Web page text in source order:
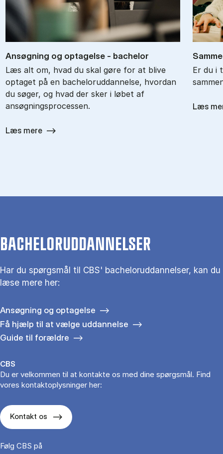
An­søg­ning og op­ta­gel­se - ba­chel­or
Læs alt om, hvad du skal gøre for at blive
optaget på en bacheloruddannelse, hvordan
du søger, og hvad der sker i løbet af
ansøgningsprocessen.
Læs mere
Er du i
Læs
BACHELORUDDANNELSER
Har du spørgsmål til CBS' bacheloruddannelser, kan du
læse mere her:
Ansøgning og optagelse
Få hjælp til at vælge uddannelse
Guide til forældre
CBS
Du er velkommen til at kontakte os med dine spørgsmål. Find
vores kontaktoplysninger her:
Kontakt os
Følg CBS på